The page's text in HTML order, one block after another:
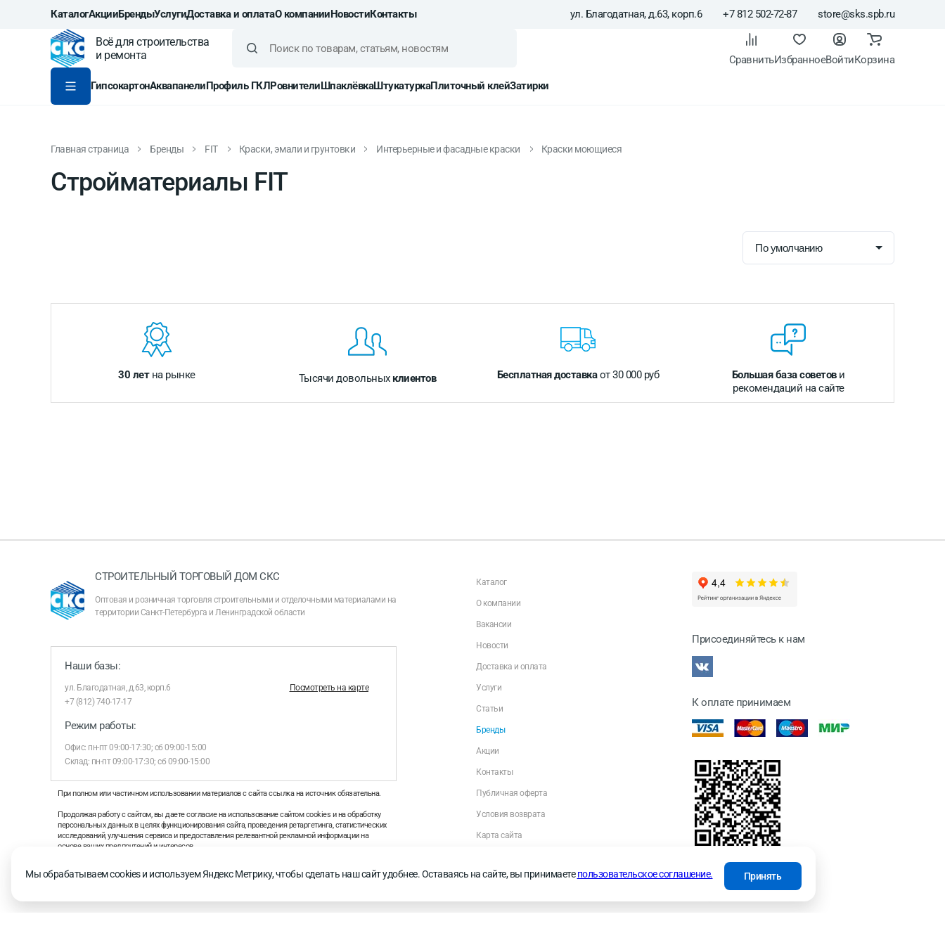
КаталогАкцииБрендыУслугиДоставка и оплатаО компанииНовостиКонтакты ул. Благодатная, д.63, корп.6 +7 812 502-72-87 store@sks.spb.ru
Всё для строительства
и ремонта
СравнитьИзбранноеВойтиКорзина
ГипсокартонАквапанелиПрофиль ГКЛРовнителиШпаклёвкаШтукатуркаПлиточный клейЗатирки
Главная страница Бренды FIT Краски, эмали и грунтовки Интерьерные и фасадные краски Краски моющиеся
Стройматериалы FIT
30 летна рынке Тысячи довольных клиентов Бесплатная доставкаот 30 000 руб Большая база советови
рекомендаций на сайте
СТРОИТЕЛЬНЫЙ ТОРГОВЫЙ ДОМ СКС
Оптовая и розничная торговля строительными и отделочными материалами на
территории Санкт-Петербурга и Ленинградской области
Наши базы:
ул. Благодатная, д.63, корп.6
Посмотреть на карте
+7 (812) 740-17-17
Режим работы:
Офис: пн-пт 09:00-17:30; сб 09:00-15:00
Склад: пн-пт 09:00-17:30; сб 09:00-15:00
При полном или частичном использовании материалов с сайта ссылка на источник обязательна.
Продолжая работу с сайтом, вы даете согласие на использование сайтом cookies и на обработку
персональных данных в целях функционирования сайта, проведения ретаргетинга, статистических
исследований, улучшения сервиса и предоставления релевантной рекламной информации на
основе ваших предпочтений и интересов.
рекомендательных технологий
Каталог
О компании
Вакансии
Новости
Доставка и оплата
Услуги
Статьи
Бренды
Акции
Контакты
Публичная оферта
Условия возврата
Карта сайта
Присоединяйтесь к нам
К оплате принимаем
Мы обрабатываем cookies и используем Яндекс Метрику, чтобы сделать наш сайт удобнее. Оставаясь на сайте, вы принимаетепользовательское соглашение. Принять